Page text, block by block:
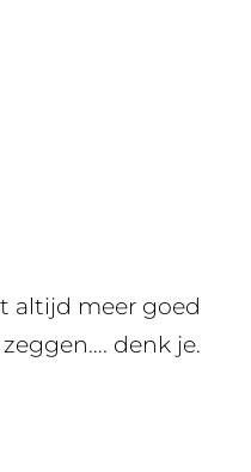
altijd meer goed
denk je.